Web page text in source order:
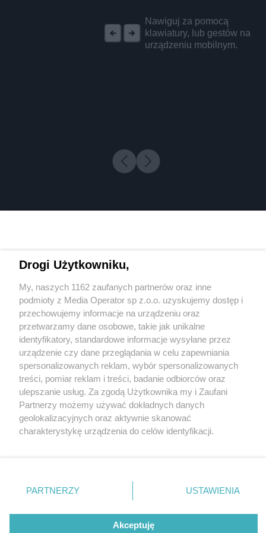
Nawiguj za pomocą
klawiatury, lub gestów na
urządzeniu mobilnym.
1 / 0
Wydawca mediów lokalnych
Nie zapomnij
zapoznać się z:
polityką prywatności regulamin korzystania z portali
Twojemiasto
Piekary Śląskie
Chorzów
Tarnowskie Góry
Gliwice
Skontakuj sięz nami
Kontakt
Wydawca
Redakcja
Drogi Użytkowniku,
My, naszych 1162 zaufanych partnerów oraz inne
podmioty z Media Operator sp z.o.o. uzyskujemy dostęp i
przechowujemy informacje na urządzeniu oraz
przetwarzamy dane osobowe, takie jak unikalne
identyfikatory, standardowe informacje wysyłane przez
urządzenie czy dane przeglądania w celu zapewniania
spersonalizowanych reklam, wybór spersonalizowanych
treści, pomiar reklam i treści, badanie odbiorców oraz
ulepszanie usług. Za zgodą Użytkownika my i Zaufani
Partnerzy możemy używać dokładnych danych
geolokalizacyjnych oraz aktywnie skanować
charakterystykę urządzenia do celów identyfikacji.
zmienić/wycofać klikając przycisk ustawień prywatności
znajdujący się w lewym dolnym rogu strony
rodzaje przetwarzania danych nie wymagają zgody
użytkownika, ale masz prawo sprzeciwić się takiemu
PARTNERZY USTAWIENIA
Akceptuję